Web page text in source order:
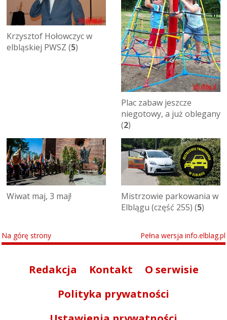
Krzysztof Hołowczyc w
elbląskiej PWSZ (5)
Plac zabaw jeszcze
niegotowy, a już oblegany
(2)
Wiwat maj, 3 maj!
Mistrzowie parkowania w
Elblągu (część 255) (5)
Na górę strony Pełna wersja info.elblag.pl
Redakcja Kontakt
O serwisie
Polityka prywatności